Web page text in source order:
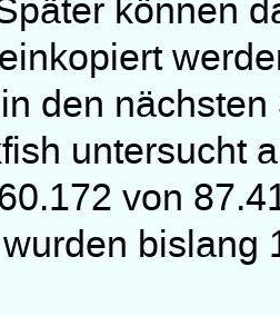
können
den
untersucht
von
bislang